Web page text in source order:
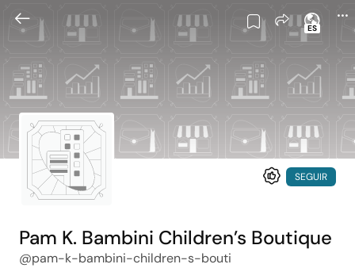
ES
SEGUIR
Pam K. Bambini Children’s Boutique
@pam-k-bambini-children-s-bouti